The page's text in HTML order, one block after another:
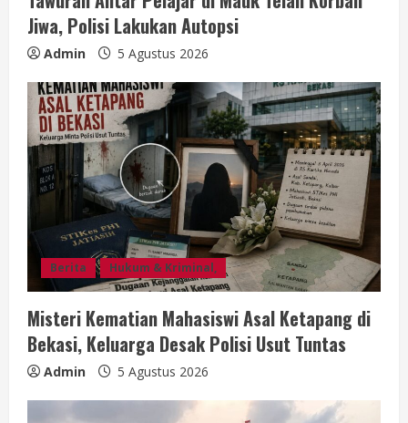
g
Jiwa, Polisi Lakukan Autopsi
Admin 5 Agustus 2026
Berita Hukum & Kriminal,
Misteri Kematian Mahasiswi Asal Ketapang di
Bekasi, Keluarga Desak Polisi Usut Tuntas
Admin 5 Agustus 2026